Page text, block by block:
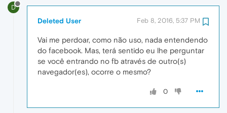
D
Deleted User Feb 8, 2016, 5:37 PM
Vai me perdoar, como não uso, nada entendendo
do facebook. Mas, terá sentido eu lhe perguntar
se você entrando no fb através de outro(s)
navegador(es), ocorre o mesmo?
0